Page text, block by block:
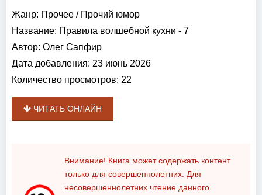
Жанр: Прочее / Прочий юмор
Название: Правила волшебной кухни - 7
Автор: Олег Сапфир
Дата добавления: 23 июнь 2026
Количество просмотров: 22
ЧИТАТЬ ОНЛАЙН
Внимание! Книга может содержать контент
только для совершеннолетних. Для
несовершеннолетних чтение данного